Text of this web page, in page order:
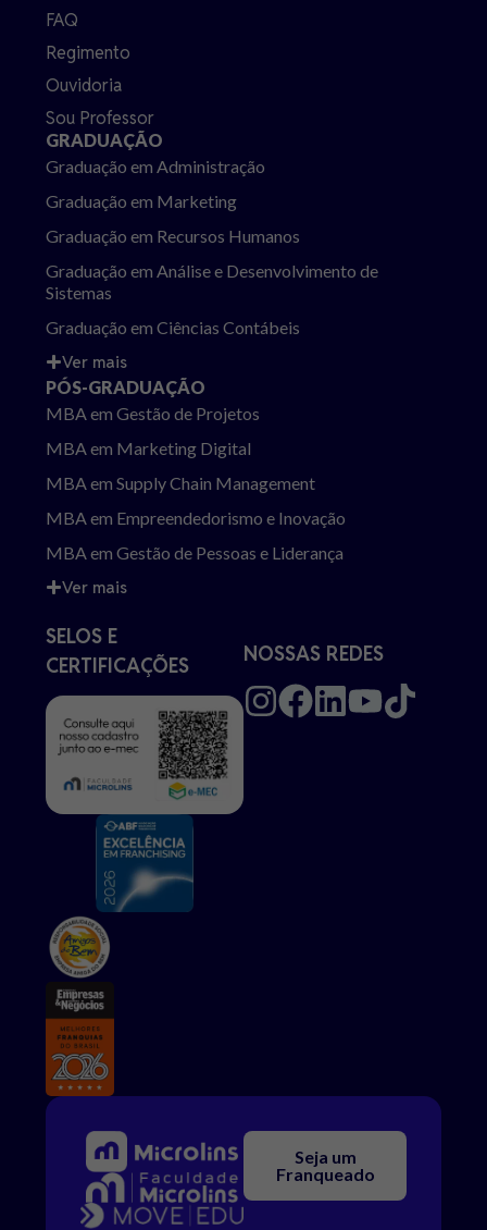
FAQ
Regimento
Ouvidoria
Sou Professor
GRADUAÇÃO
Graduação em Administração
Graduação em Marketing
Graduação em Recursos Humanos
Graduação em Análise e Desenvolvimento de
Sistemas
Graduação em Ciências Contábeis
Ver mais
PÓS-GRADUAÇÃO
MBA em Gestão de Projetos
MBA em Marketing Digital
MBA em Supply Chain Management
MBA em Empreendedorismo e Inovação
MBA em Gestão de Pessoas e Liderança
Ver mais
SELOS E
CERTIFICAÇÕES
NOSSAS REDES
Seja um
Franqueado